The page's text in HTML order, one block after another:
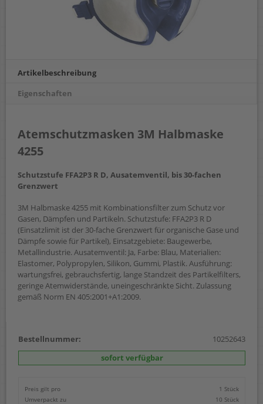
Artikelbeschreibung
Eigenschaften
Atemschutzmasken 3M Halbmaske
4255
Schutzstufe FFA2P3 R D, Ausatemventil, bis 30-fachen
Grenzwert
3M Halbmaske 4255 mit Kombinationsfilter zum Schutz vor
Gasen, Dämpfen und Partikeln. Schutzstufe: FFA2P3 R D
(Einsatzlimit ist der 30-fache Grenzwert für organische Gase und
Dämpfe sowie für Partikel), Einsatzgebiete: Baugewerbe,
Metallindustrie. Ausatemventil: Ja, Farbe: Blau, Materialien:
Elastomer, Polypropylen, Silikon, Gummi, Plastik. Ausführung:
wartungsfrei, gebrauchsfertig, lange Standzeit des Partikelfilters,
geringe Atemwiderstände, uneingeschränkte Sicht. Zulassung
gemäß Norm EN 405:2001+A1:2009.
Bestellnummer:
10252643
sofort verfügbar
Preis gilt pro
1 Stück
Umverpackt zu
10 Stück